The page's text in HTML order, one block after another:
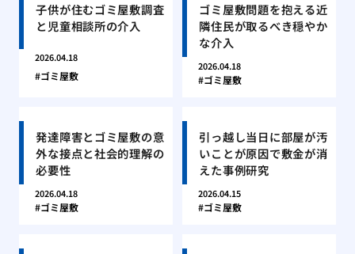
子供が住むゴミ屋敷調査
と児童相談所の介入
2026.04.18
ゴミ屋敷
ゴミ屋敷問題を抱える近
隣住民が取るべき穏やか
な介入
2026.04.18
ゴミ屋敷
発達障害とゴミ屋敷の意
外な接点と社会的理解の
必要性
2026.04.18
ゴミ屋敷
引っ越し当日に部屋が汚
いことが原因で敷金が消
えた事例研究
2026.04.15
ゴミ屋敷